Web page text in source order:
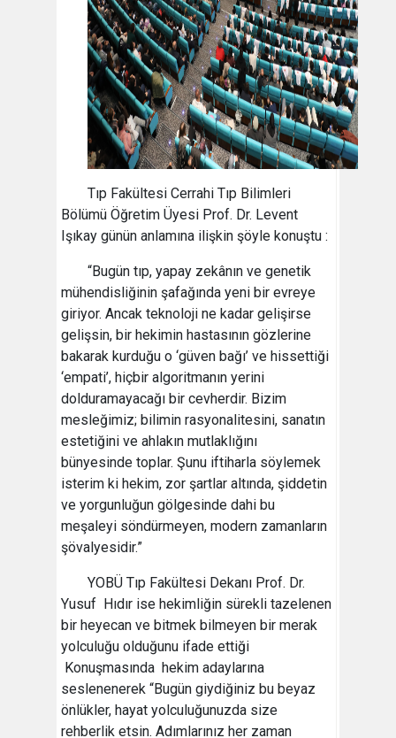
Tıp Fakültesi Cerrahi Tıp Bilimleri
Bölümü Öğretim Üyesi Prof. Dr. Levent
Işıkay günün anlamına ilişkin şöyle konuştu :
“Bugün tıp, yapay zekânın ve genetik
mühendisliğinin şafağında yeni bir evreye
giriyor. Ancak teknoloji ne kadar gelişirse
gelişsin, bir hekimin hastasının gözlerine
bakarak kurduğu o ‘güven bağı’ ve hissettiği
‘empati’, hiçbir algoritmanın yerini
dolduramayacağı bir cevherdir. Bizim
mesleğimiz; bilimin rasyonalitesini, sanatın
estetiğini ve ahlakın mutlaklığını
bünyesinde toplar. Şunu iftiharla söylemek
isterim ki hekim, zor şartlar altında, şiddetin
ve yorgunluğun gölgesinde dahi bu
meşaleyi söndürmeyen, modern zamanların
şövalyesidir.”
YOBÜ Tıp Fakültesi Dekanı Prof. Dr.
Yusuf Hıdır ise hekimliğin sürekli tazelenen
bir heyecan ve bitmek bilmeyen bir merak
yolculuğu olduğunu ifade ettiği
Konuşmasında hekim adaylarına
seslenenerek “Bugün giydiğiniz bu beyaz
önlükler, hayat yolculuğunuzda size
rehberlik etsin. Adımlarınız her zaman